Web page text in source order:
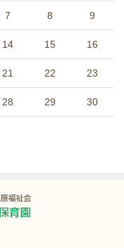
7 8 9
14 15 16
21 22 23
28 29 30